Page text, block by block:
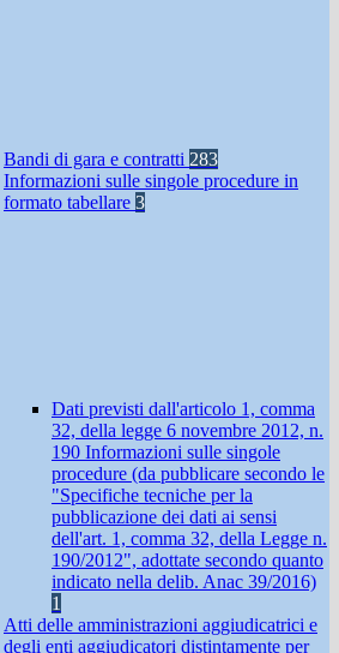
Bandi di gara e contratti 283
Informazioni sulle singole procedure in
formato tabellare 3
Dati previsti dall'articolo 1, comma
32, della legge 6 novembre 2012, n.
190 Informazioni sulle singole
procedure (da pubblicare secondo le
"Specifiche tecniche per la
pubblicazione dei dati ai sensi
dell'art. 1, comma 32, della Legge n.
190/2012", adottate secondo quanto
indicato nella delib. Anac 39/2016)
1
Atti delle amministrazioni aggiudicatrici e
degli enti aggiudicatori distintamente per